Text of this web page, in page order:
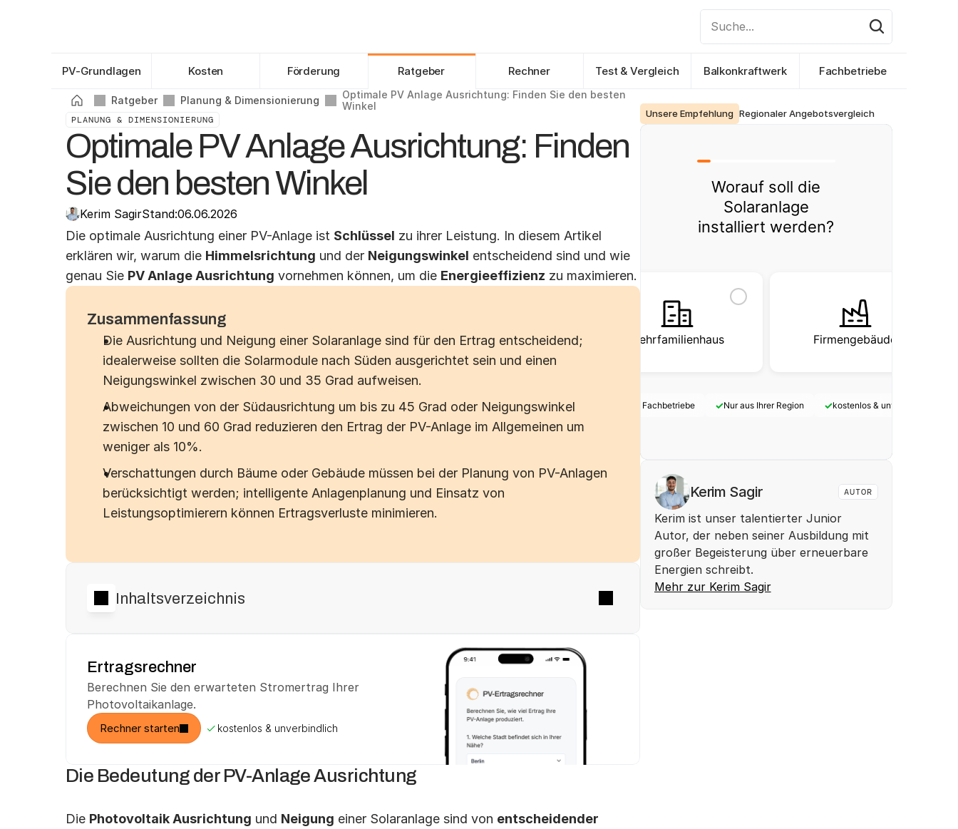
Suche...
PV-Grundlagen Kosten Förderung Ratgeber Rechner Test & Vergleich Balkonkraftwerk Fachbetriebe
Ratgeber Planung & Dimensionierung
Optimale PV Anlage Ausrichtung: Finden Sie den besten
Winkel
PLANUNG & DIMENSIONIERUNG
Optimale PV Anlage Ausrichtung: Finden
Sie den besten Winkel
Kerim SagirStand:06.06.2026
Die optimale Ausrichtung einer PV-Anlage ist Schlüssel zu ihrer Leistung. In diesem Artikel
erklären wir, warum die Himmelsrichtung und der Neigungswinkel entscheidend sind und wie
genau Sie PV Anlage Ausrichtung vornehmen können, um die Energieeffizienz zu maximieren.
Zusammenfassung
Die Ausrichtung und Neigung einer Solaranlage sind für den Ertrag entscheidend;
idealerweise sollten die Solarmodule nach Süden ausgerichtet sein und einen
Neigungswinkel zwischen 30 und 35 Grad aufweisen.
Abweichungen von der Südausrichtung um bis zu 45 Grad oder Neigungswinkel
zwischen 10 und 60 Grad reduzieren den Ertrag der PV-Anlage im Allgemeinen um
weniger als 10%.
Verschattungen durch Bäume oder Gebäude müssen bei der Planung von PV-Anlagen
berücksichtigt werden; intelligente Anlagenplanung und Einsatz von
Leistungsoptimierern können Ertragsverluste minimieren.
Inhaltsverzeichnis
Ertragsrechner
Berechnen Sie den erwarteten Stromertrag Ihrer
Photovoltaikanlage.
Rechner starten kostenlos & unverbindlich
Die Bedeutung der PV-Anlage Ausrichtung
Die Photovoltaik Ausrichtung und Neigung einer Solaranlage sind von entscheidender
Unsere Empfehlung Regionaler Angebotsvergleich
Worauf soll die
Solaranlage
installiert werden?
Ein- / Zweifamilienhaus Mehrfamilienhaus Firmengebäude
Geprüfte Fachbetriebe ✓Nur aus Ihrer Region ✓kostenlos & unverbindlich
Kerim Sagir AUTOR
Kerim ist unser talentierter Junior
Autor, der neben seiner Ausbildung mit
großer Begeisterung über erneuerbare
Energien schreibt.
Mehr zur Kerim Sagir